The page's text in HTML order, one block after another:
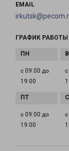
EMAIL
ГРАФИК РАБОТЫ
с 09:00 до
19:00
с 09:00 до
19:00